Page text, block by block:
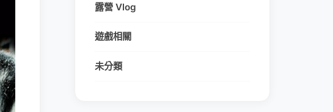
露營 Vlog
遊戲相關
未分類